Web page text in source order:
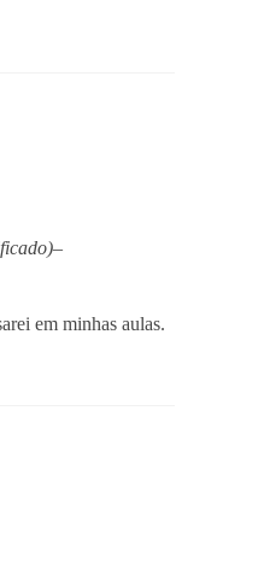
–
em minhas aulas.